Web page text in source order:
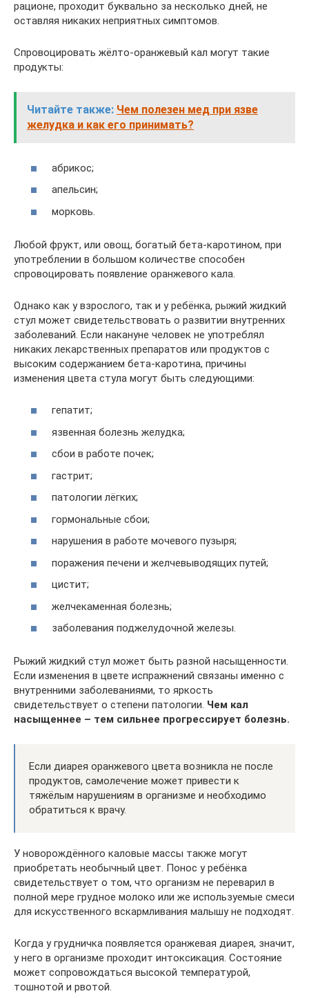
рационе, проходит буквально за несколько дней, не
оставляя никаких неприятных симптомов.
Спровоцировать жёлто-оранжевый кал могут такие
продукты:
Читайте также: Чем полезен мед при язве
желудка и как его принимать?
абрикос;
апельсин;
морковь.
Любой фрукт, или овощ, богатый бета-каротином, при
употреблении в большом количестве способен
спровоцировать появление оранжевого кала.
Однако как у взрослого, так и у ребёнка, рыжий жидкий
стул может свидетельствовать о развитии внутренних
заболеваний. Если накануне человек не употреблял
никаких лекарственных препаратов или продуктов с
высоким содержанием бета-каротина, причины
изменения цвета стула могут быть следующими:
гепатит;
язвенная болезнь желудка;
сбои в работе почек;
гастрит;
патологии лёгких;
гормональные сбои;
нарушения в работе мочевого пузыря;
поражения печени и желчевыводящих путей;
цистит;
желчекаменная болезнь;
заболевания поджелудочной железы.
Рыжий жидкий стул может быть разной насыщенности.
Если изменения в цвете испражнений связаны именно с
внутренними заболеваниями, то яркость
свидетельствует о степени патологии. Чем кал
насыщеннее – тем сильнее прогрессирует болезнь.
Если диарея оранжевого цвета возникла не после
продуктов, самолечение может привести к
тяжёлым нарушениям в организме и необходимо
обратиться к врачу.
У новорождённого каловые массы также могут
приобретать необычный цвет. Понос у ребёнка
свидетельствует о том, что организм не переварил в
полной мере грудное молоко или же используемые смеси
для искусственного вскармливания малышу не подходят.
Когда у грудничка появляется оранжевая диарея, значит,
у него в организме проходит интоксикация. Состояние
может сопровождаться высокой температурой,
тошнотой и рвотой.